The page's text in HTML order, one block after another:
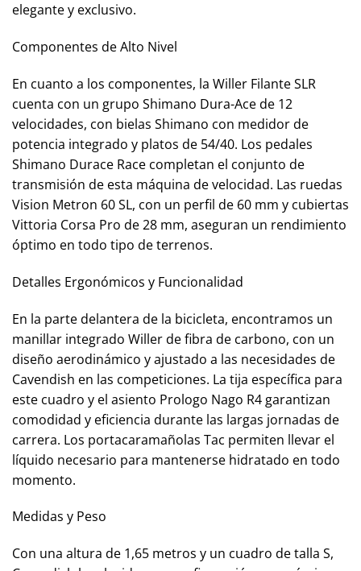
elegante y exclusivo.
Componentes de Alto Nivel
En cuanto a los componentes, la Willer Filante SLR
cuenta con un grupo Shimano Dura-Ace de 12
velocidades, con bielas Shimano con medidor de
potencia integrado y platos de 54/40. Los pedales
Shimano Durace Race completan el conjunto de
transmisión de esta máquina de velocidad. Las ruedas
Vision Metron 60 SL, con un perfil de 60 mm y cubiertas
Vittoria Corsa Pro de 28 mm, aseguran un rendimiento
óptimo en todo tipo de terrenos.
Detalles Ergonómicos y Funcionalidad
En la parte delantera de la bicicleta, encontramos un
manillar integrado Willer de fibra de carbono, con un
diseño aerodinámico y ajustado a las necesidades de
Cavendish en las competiciones. La tija específica para
este cuadro y el asiento Prologo Nago R4 garantizan
comodidad y eficiencia durante las largas jornadas de
carrera. Los portacaramañolas Tac permiten llevar el
líquido necesario para mantenerse hidratado en todo
momento.
Medidas y Peso
Con una altura de 1,65 metros y un cuadro de talla S,